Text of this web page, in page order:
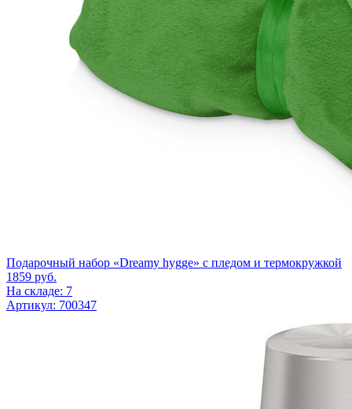
Подарочный набор «Dreamy hygge» с пледом и термокружкой
1859 руб.
На складе: 7
Артикул: 700347